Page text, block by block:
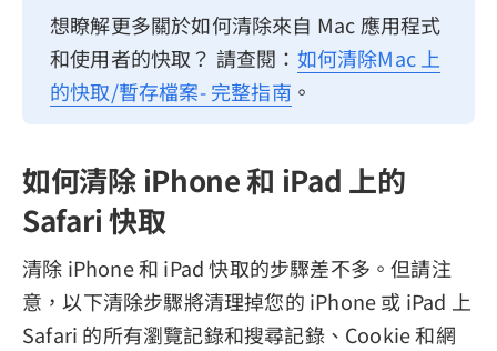
想瞭解更多關於如何清除來自 Mac 應用程式
和使用者的快取？ 請查閱： 如何清除Mac 上
的快取/暫存檔案- 完整指南 。
如何清除 iPhone 和 iPad 上的
Safari 快取
清除 iPhone 和 iPad 快取的步驟差不多。但請注
意，以下清除步驟將清理掉您的 iPhone 或 iPad 上
Safari 的所有瀏覽記錄和搜尋記錄、Cookie 和網